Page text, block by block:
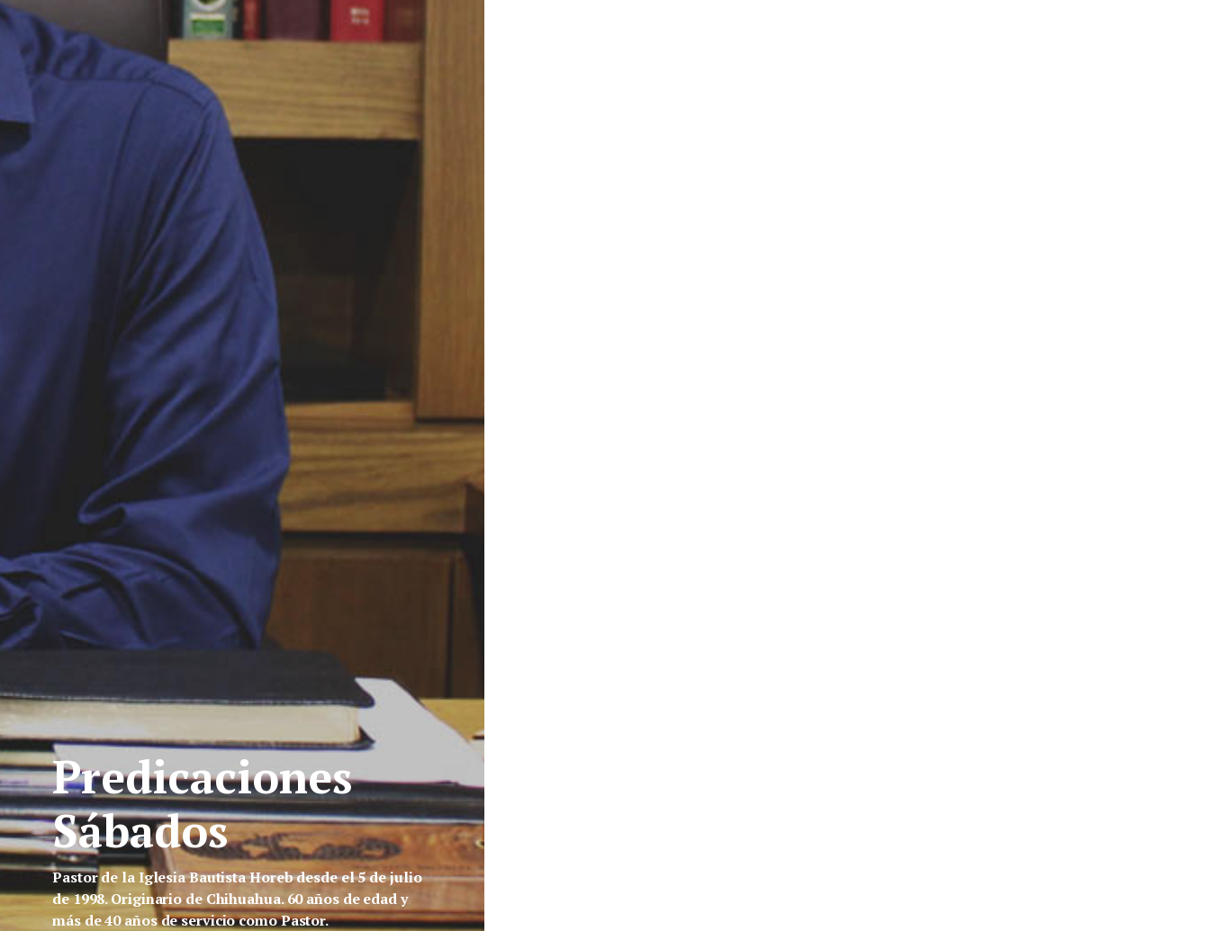
Predicaciones
Sábados
Pastor de la Iglesia Bautista Horeb desde el 5 de julio
de 1998. Originario de Chihuahua. 60 años de edad y
más de 40 años de servicio como Pastor.